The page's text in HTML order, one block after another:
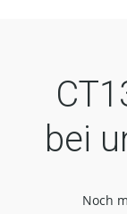
bei
Noch